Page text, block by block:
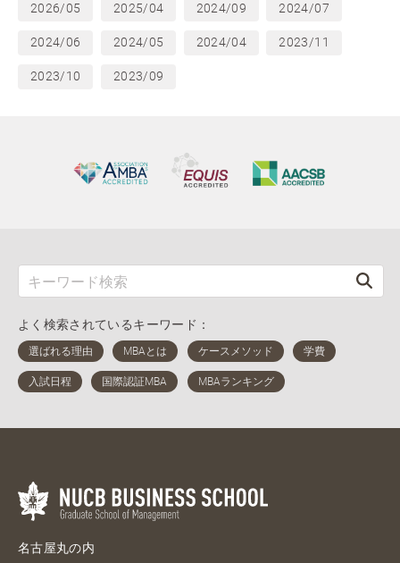
2026/05 2025/04 2024/09 2024/07
2024/06 2024/05 2024/04 2023/11
2023/10 2023/09
よく検索されているキーワード：
名古屋丸の内